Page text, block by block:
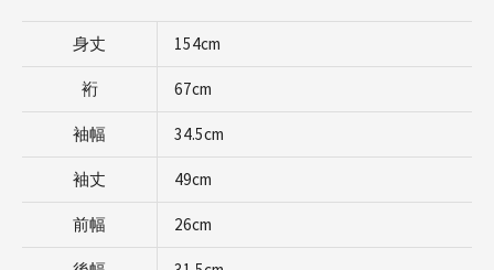
身丈 154cm
裄 67cm
袖幅 34.5cm
袖丈 49cm
前幅 26cm